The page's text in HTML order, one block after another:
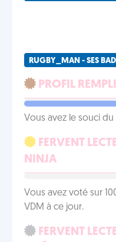
RUGBY_MAN - SES
PROFIL REMPLI
Vous avez le souci
FERVENT
NINJA
Vous avez voté sur
VDM à ce jour.
FERVENT